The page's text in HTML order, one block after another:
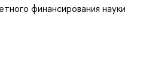
финансирования науки